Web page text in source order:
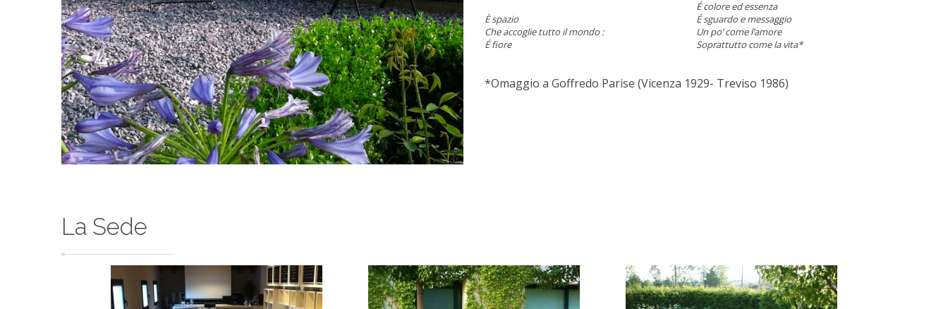
È spazio
Che accoglie tutto il mondo :
É fiore
É colore ed essenza
É sguardo e messaggio
Un po’ come l’amore
Soprattutto come la vita*
*Omaggio a Goffredo Parise (Vicenza 1929- Treviso 1986)
La Sede